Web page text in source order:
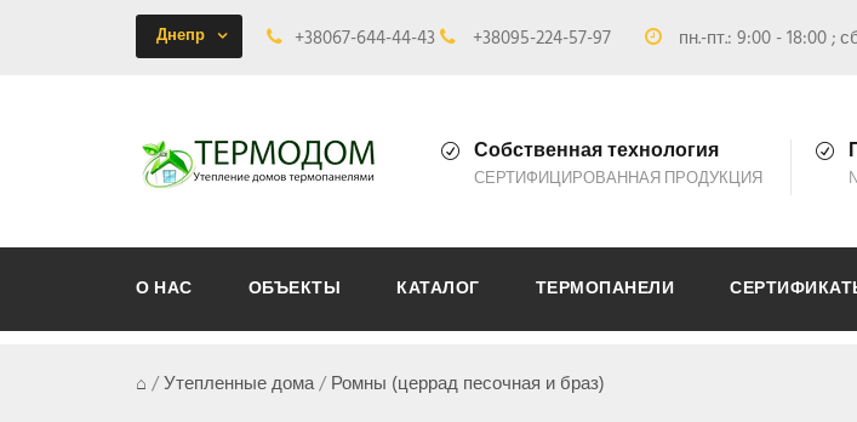
Днепр +38067-644-44-43 +38095-224-57-97 пн.-пт.: 9:00 - 18:00 ;
Собственная технология
СЕРТИФИЦИРОВАННАЯ ПРОДУКЦИЯ
О НАС ОБЪЕКТЫ КАТАЛОГ ТЕРМОПАНЕЛИ
⌂ /Утепленные дома/Ромны (церрад песочная и браз)